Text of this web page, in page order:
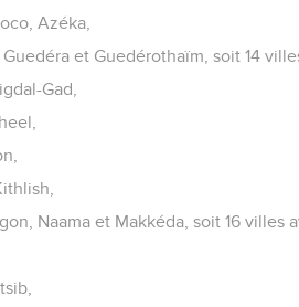
Azéka,
et Guedérothaïm, soit 14
Gad,
Naama et Makkéda, soit 16 villes